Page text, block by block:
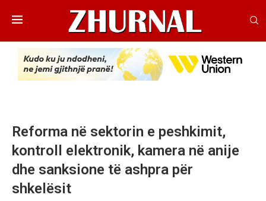
Reforma në sektorin e peshkimit,
kontroll elektronik, kamera në anije
dhe sanksione të ashpra për
shkelësit